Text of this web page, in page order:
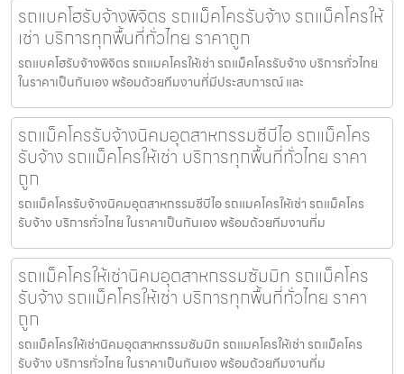
รถแบคโฮรับจ้างพิจิตร รถแม็คโครรับจ้าง รถแม็คโครให้
เช่า บริการทุกพื้นที่ทั่วไทย ราคาถูก
รถแบคโฮรับจ้างพิจิตร รถแมคโครให้เช่า รถแม็คโครรับจ้าง บริการทั่วไทย
ในราคาเป็นกันเอง พร้อมด้วยทีมงานที่มีประสบการณ์ และ
รถแม็คโครรับจ้างนิคมอุตสาหกรรมซีบีไอ รถแม็คโคร
รับจ้าง รถแม็คโครให้เช่า บริการทุกพื้นที่ทั่วไทย ราคา
ถูก
รถแม็คโครรับจ้างนิคมอุตสาหกรรมซีบีไอ รถแมคโครให้เช่า รถแม็คโคร
รับจ้าง บริการทั่วไทย ในราคาเป็นกันเอง พร้อมด้วยทีมงานที่ม
รถแม็คโครให้เช่านิคมอุตสาหกรรมซัมมิท รถแม็คโคร
รับจ้าง รถแม็คโครให้เช่า บริการทุกพื้นที่ทั่วไทย ราคา
ถูก
รถแม็คโครให้เช่านิคมอุตสาหกรรมซัมมิท รถแมคโครให้เช่า รถแม็คโคร
รับจ้าง บริการทั่วไทย ในราคาเป็นกันเอง พร้อมด้วยทีมงานที่ม